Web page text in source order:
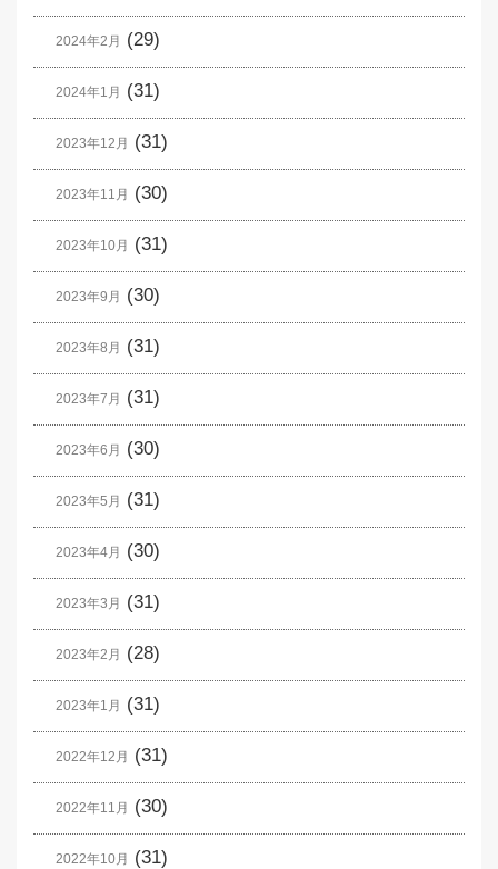
2024年2月 (29)
2024年1月 (31)
2023年12月 (31)
2023年11月 (30)
2023年10月 (31)
2023年9月 (30)
2023年8月 (31)
2023年7月 (31)
2023年6月 (30)
2023年5月 (31)
2023年4月 (30)
2023年3月 (31)
2023年2月 (28)
2023年1月 (31)
2022年12月 (31)
2022年11月 (30)
2022年10月 (31)